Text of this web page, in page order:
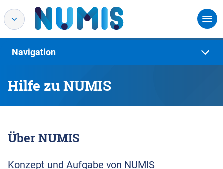
Hilfe zu NUMIS
Navigation
Über NUMIS
Konzept und Aufgabe von NUMIS